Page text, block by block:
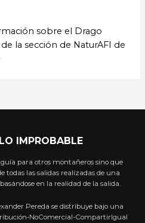
sobre el Drago
la sección de NaturAFI de
IMPROBABLE
para otros montañeros sino que
todas las salidas realizadas de una
en la realidad de la salida.
Pereda se distribuye bajo una
NoComercial-CompartirIgual